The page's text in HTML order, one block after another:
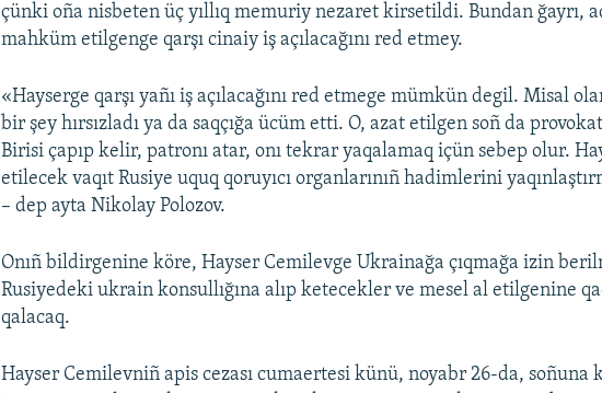
çünki oña nisbeten üç yıllıq memuriy nezaret kirsetildi. Bundan ğayrı,
mahküm etilgenge qarşı cinaiy iş açılacağını red etmey.
«Hayserge qarşı yañı iş açılacağını red etmege mümkün degil. Misal
bir şey hırsızladı ya da saqçığa ücüm etti. O, azat etilgen soñ da
Birisi çapıp kelir, patronı atar, onı tekrar yaqalamaq içün sebep olur.
etilecek vaqıt Rusiye uquq qoruyıcı organlarınıñ hadimlerini
– dep ayta Nikolay Polozov.
Onıñ bildirgenine köre, Hayser Cemilevge Ukrainağa çıqmağa izin
Rusiyedeki ukrain konsullığına alıp ketecekler ve mesel al etilgenine
qalacaq.
Hayser Cemilevniñ apis cezası cumaertesi künü, noyabr 26-da, soñuna